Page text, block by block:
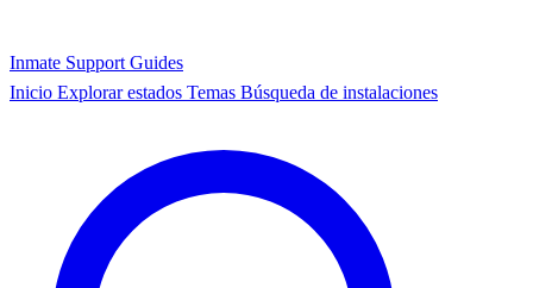
Inmate Support Guides
Inicio Explorar estados Temas Búsqueda de instalaciones